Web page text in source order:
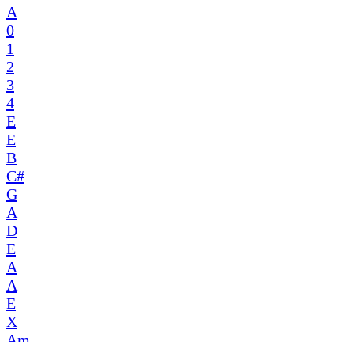
A
0
1
2
3
4
E
E
B
C#
G
A
D
E
A
A
E
X